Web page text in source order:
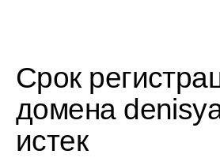
Срок
домена
истек